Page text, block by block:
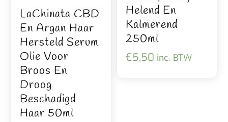
LaChinata CBD
En Argan Haar
Hersteld Serum
Olie Voor
Broos En
Droog
Beschadigd
Haar 50ml
Helend En
Kalmerend
250ml
€5,50 inc. BTW